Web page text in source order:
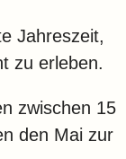
Jahreszeit,
zu erleben.
zwischen 15
den Mai zur